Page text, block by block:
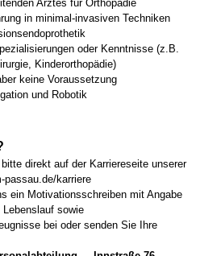
Arztes für Orthopädie
in minimal-invasiven Techniken
oder Kenntnisse (z.B.
Kinderorthopädie)
keine Voraussetzung
und Robotik
direkt auf der Karriereseite unserer
passau.de/karriere
ein Motivationsschreiben mit Angabe
Lebenslauf sowie
bei oder senden Sie Ihre